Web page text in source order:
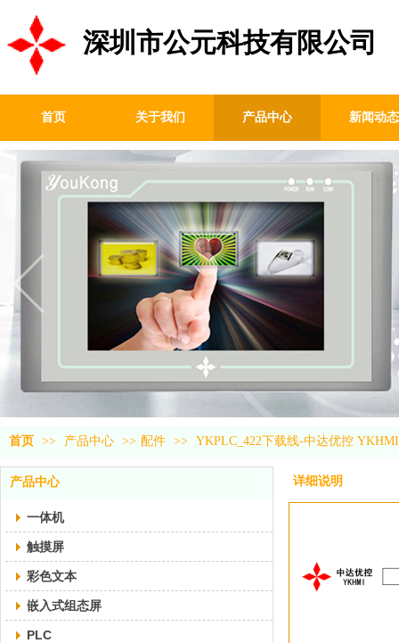
深圳市公元科技有限公司
首页 关于我们 产品中心 新闻动态
首页 >> 产品中心 >> 配件 >> YKPLC_422下载线-中达优控 YKHMI
产品中心
一体机
触摸屏
彩色文本
嵌入式组态屏
PLC
详细说明